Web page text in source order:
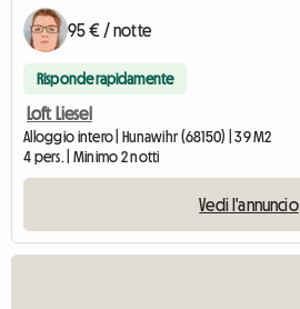
95 € / notte
Risponde rapidamente
Loft Liesel
Alloggio intero | Hunawihr (68150) | 39 M2
4 pers. | Minimo 2 notti
Vedi l'annuncio